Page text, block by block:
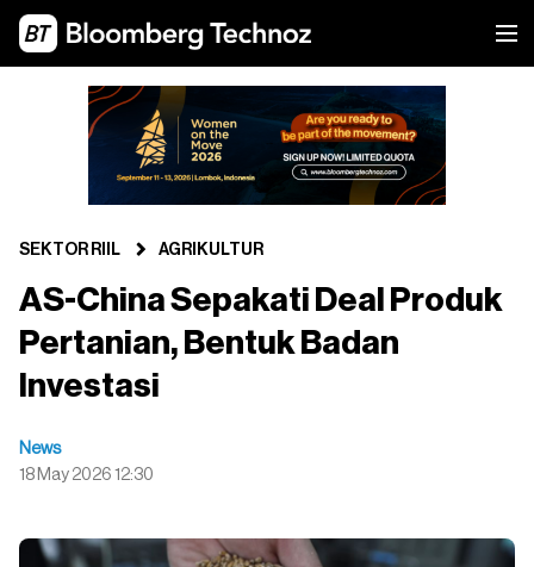
SEKTOR RIIL AGRIKULTUR
AS-China Sepakati Deal Produk
Pertanian, Bentuk Badan
Investasi
News
18 May 2026 12:30